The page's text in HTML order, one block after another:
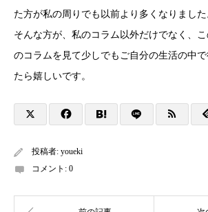
た方が私の周りでも以前より多くなりました
そんな方が、私のコラム以外だけでなく、
のコラムを見て少しでもご自分の生活の中
たら嬉しいです。
投稿者: youeki
コメント: 0